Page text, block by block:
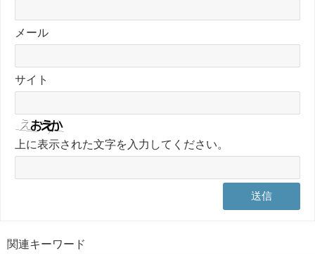
メール
サイト
上に表示された文字を入力してください。
関連キーワード